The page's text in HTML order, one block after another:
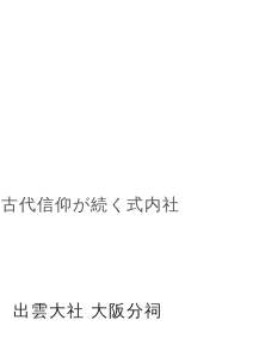
古代信仰が続く式内社
出雲大社 大阪分祠